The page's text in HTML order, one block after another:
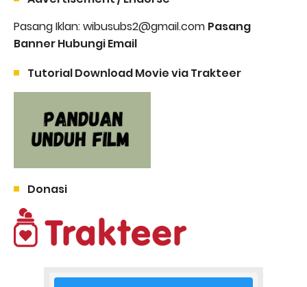
Pasang Iklan: wibusubs2@gmail.com Pasang
Banner Hubungi Email
Tutorial Download Movie via Trakteer
Donasi